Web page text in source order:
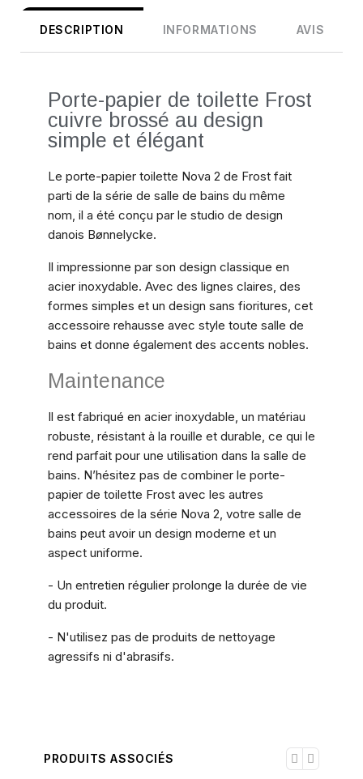
DESCRIPTION INFORMATIONS AVIS
Porte-papier de toilette Frost
cuivre brossé au design
simple et élégant
Le porte-papier toilette Nova 2 de Frost fait
parti de la série de salle de bains du même
nom, il a été conçu par le studio de design
danois Bønnelycke.
Il impressionne par son design classique en
acier inoxydable. Avec des lignes claires, des
formes simples et un design sans fioritures, cet
accessoire rehausse avec style toute salle de
bains et donne également des accents nobles.
Maintenance
Il est fabriqué en acier inoxydable, un matériau
robuste, résistant à la rouille et durable, ce qui le
rend parfait pour une utilisation dans la salle de
bains. N’hésitez pas de combiner le porte-
papier de toilette Frost avec les autres
accessoires de la série Nova 2, votre salle de
bains peut avoir un design moderne et un
aspect uniforme.
- Un entretien régulier prolonge la durée de vie
du produit.
- N'utilisez pas de produits de nettoyage
agressifs ni d'abrasifs.
PRODUITS ASSOCIÉS